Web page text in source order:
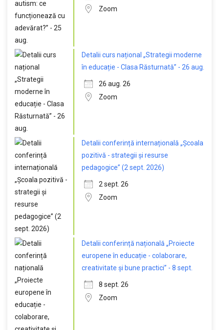
Zoom
Detalii curs național „Strategii moderne
în educație - Clasa Răsturnată” - 26 aug.
26 aug. 26
Zoom
Detalii conferință internațională „Școala
pozitivă - strategii și resurse
pedagogice” (2 sept. 2026)
2 sept. 26
Zoom
Detalii conferință națională „Proiecte
europene în educație - colaborare,
creativitate și bune practici” - 8 sept.
8 sept. 26
Zoom